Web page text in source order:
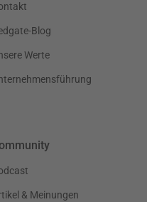
Blog
Werte
& Meinungen